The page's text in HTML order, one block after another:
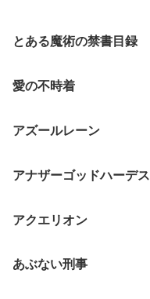
とある魔術の禁書目録
愛の不時着
アズールレーン
アナザーゴッドハーデス
アクエリオン
あぶない刑事